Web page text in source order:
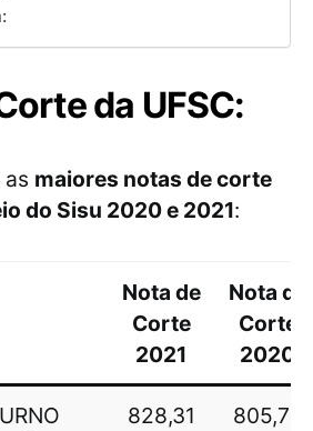
da UFSC:
maiores notas de corte
do Sisu 2020 e 2021:
Nota de
Corte
2021
Nota de
Corte
2020
828,31 805,75